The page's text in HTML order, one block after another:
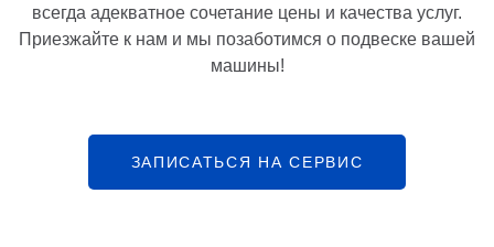
всегда адекватное сочетание цены и качества услуг.
Приезжайте к нам и мы позаботимся о подвеске вашей
машины!
ЗАПИСАТЬСЯ НА СЕРВИС